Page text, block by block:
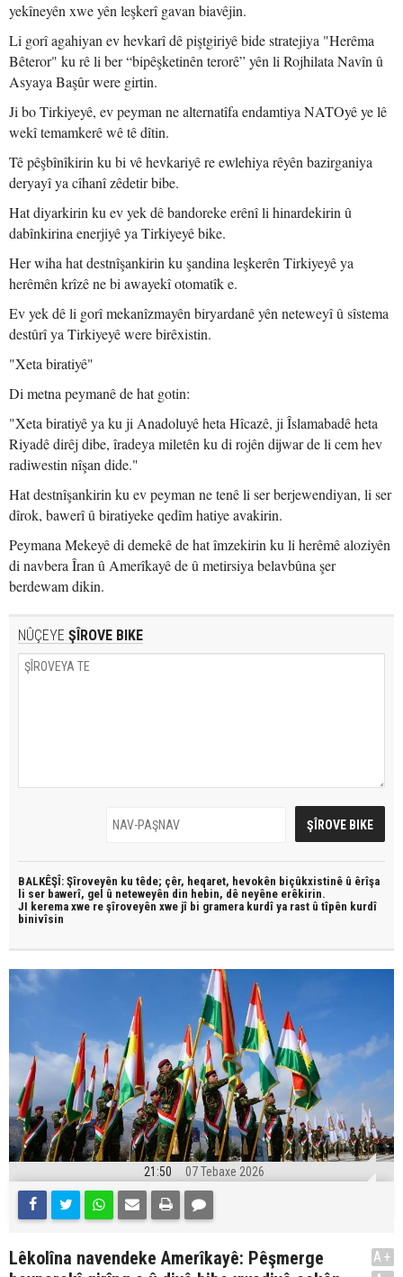
yekîneyên xwe yên leşkerî gavan biavêjin.
Li gorî agahiyan ev hevkarî dê piştgiriyê bide stratejiya "Herêma
Bêteror" ku rê li ber “bipêşketinên terorê” yên li Rojhilata Navîn û
Asyaya Başûr were girtin.
Ji bo Tirkiyeyê, ev peyman ne alternatîfa endamtiya NATOyê ye lê
wekî temamkerê wê tê dîtin.
Tê pêşbînîkirin ku bi vê hevkariyê re ewlehiya rêyên bazirganiya
deryayî ya cîhanî zêdetir bibe.
Hat diyarkirin ku ev yek dê bandoreke erênî li hinardekirin û
dabînkirina enerjiyê ya Tirkiyeyê bike.
Her wiha hat destnîşankirin ku şandina leşkerên Tirkiyeyê ya
herêmên krîzê ne bi awayekî otomatîk e.
Ev yek dê li gorî mekanîzmayên biryardanê yên neteweyî û sîstema
destûrî ya Tirkiyeyê were birêxistin.
"Xeta biratiyê"
Di metna peymanê de hat gotin:
"Xeta biratiyê ya ku ji Anadoluyê heta Hîcazê, ji Îslamabadê heta
Riyadê dirêj dibe, îradeya miletên ku di rojên dijwar de li cem hev
radiwestin nîşan dide."
Hat destnîşankirin ku ev peyman ne tenê li ser berjewendiyan, li ser
dîrok, bawerî û biratiyeke qedîm hatiye avakirin.
Peymana Mekeyê di demekê de hat îmzekirin ku li herêmê aloziyên
di navbera Îran û Amerîkayê de û metirsiya belavbûna şer
berdewam dikin.
NÛÇEYE ŞÎROVE BIKE
BALKÊŞÎ: Şîroveyên ku têde; çêr, heqaret, hevokên biçûkxistinê û êrîşa
li ser bawerî, gel û neteweyên din hebin, dê neyêne erêkirin.
JI kerema xwe re şîroveyên xwe jî bi gramera kurdî ya rast û tîpên kurdî
binivîsin
21:50 07 Tebaxe 2026
Lêkolîna navendeke Amerîkayê: Pêşmerge
A+